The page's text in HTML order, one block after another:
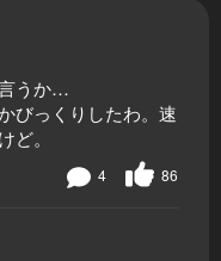
うか…
びっくりしたわ。速
ど。
86
4